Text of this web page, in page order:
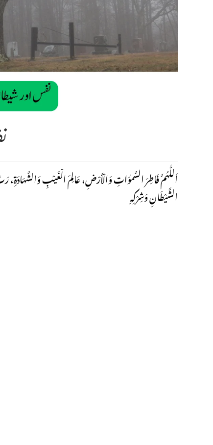
اَللّٰهُمَّ فَاطِرَ السَّمٰوَاتِ وَالْأَرْضِ، عَالِمَ الْغَيْبِ
الشَّيْطَانِ وَشِرْكِهِ